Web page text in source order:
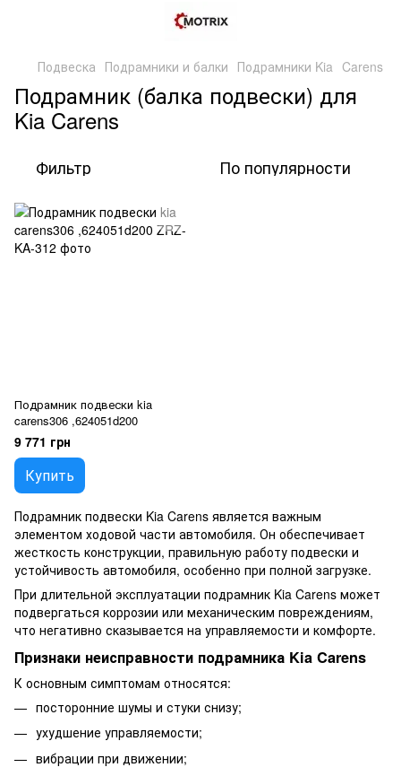
Подвеска Подрамники и балки Подрамники Kia Carens
Подрамник (балка подвески) для
Kia Carens
Фильтр По популярности
Подрамник подвески kia
carens306 ,624051d200
9 771 грн
Купить
Подрамник подвески Kia Carens является важным
элементом ходовой части автомобиля. Он обеспечивает
жесткость конструкции, правильную работу подвески и
устойчивость автомобиля, особенно при полной загрузке.
При длительной эксплуатации подрамник Kia Carens может
подвергаться коррозии или механическим повреждениям,
что негативно сказывается на управляемости и комфорте.
Признаки неисправности подрамника Kia Carens
К основным симптомам относятся:
посторонние шумы и стуки снизу;
ухудшение управляемости;
вибрации при движении;